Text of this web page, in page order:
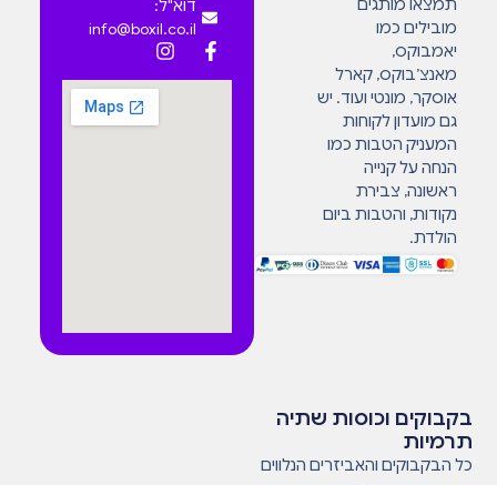
תמצאו מותגים
מובילים כמו
יאמבוקס,
מאנצ’בוקס, קארל
אוסקר, מונטי ועוד. יש
גם מועדון לקוחות
המעניק הטבות כמו
הנחה על קנייה
ראשונה, צבירת
נקודות, והטבות ביום
הולדת.
דוא"ל:
info@boxil.co.il
בקבוקים וכוסות שתיה
תרמיות
כל הבקבוקים והאביזרים הנלווים